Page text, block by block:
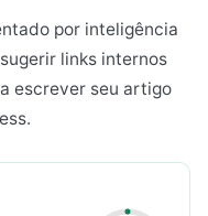
por inteligência
links internos
escrever seu artigo